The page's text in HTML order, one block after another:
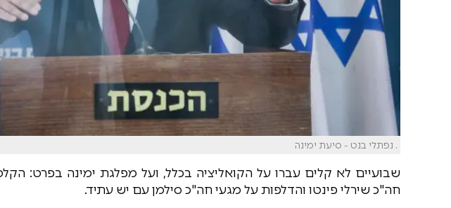
. נפתלי בנט - סיעת ימינה
שבועיים לא קלים עברו על הקואליציה בכלל, ועל מפלגת ימינה בפרט:
חה"כ שירלי פינטו והדלפות על מגעי חה"כ סילמן עם יש עתיד.